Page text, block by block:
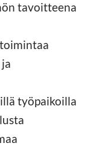
tavoitteena
työpaikoilla